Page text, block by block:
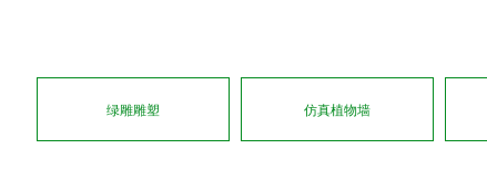
绿雕雕塑 仿真植物墙